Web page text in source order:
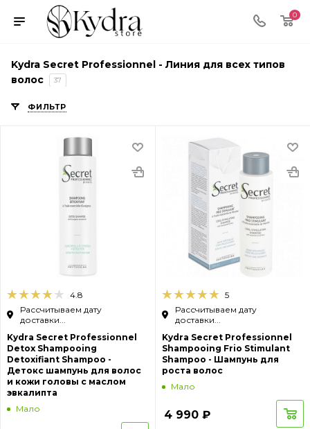
0
Kydra Secret Professionnel - Линия для всех типов
волос
37
ФИЛЬТР
4.8
Рассчитываем дату
доставки...
Kydra Secret Professionnel
Detox Shampooing
Detoxifiant Shampoo -
Детокс шампунь для волос
и кожи головы с маслом
эвкалипта
Мало
5
Рассчитываем дату
доставки...
Kydra Secret Professionnel
Shampooing Frio Stimulant
Shampoo - Шампунь для
роста волос
Мало
4 990 ₽